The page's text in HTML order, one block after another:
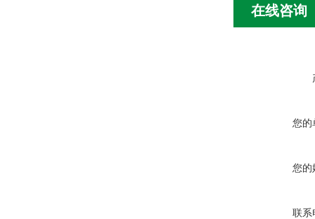
在线咨询
您的
您的
联系